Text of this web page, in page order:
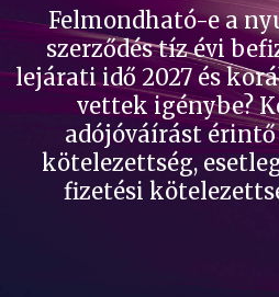
Felmondható-e a
szerződés tíz évi
lejárati idő 2027 és
vettek igénybe?
adójóváírást
kötelezettség,
fizetési